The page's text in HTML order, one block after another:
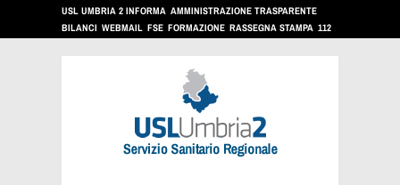
USL UMBRIA 2 INFORMA AMMINISTRAZIONE TRASPARENTE
BILANCI WEBMAIL FSE FORMAZIONE RASSEGNA STAMPA 112